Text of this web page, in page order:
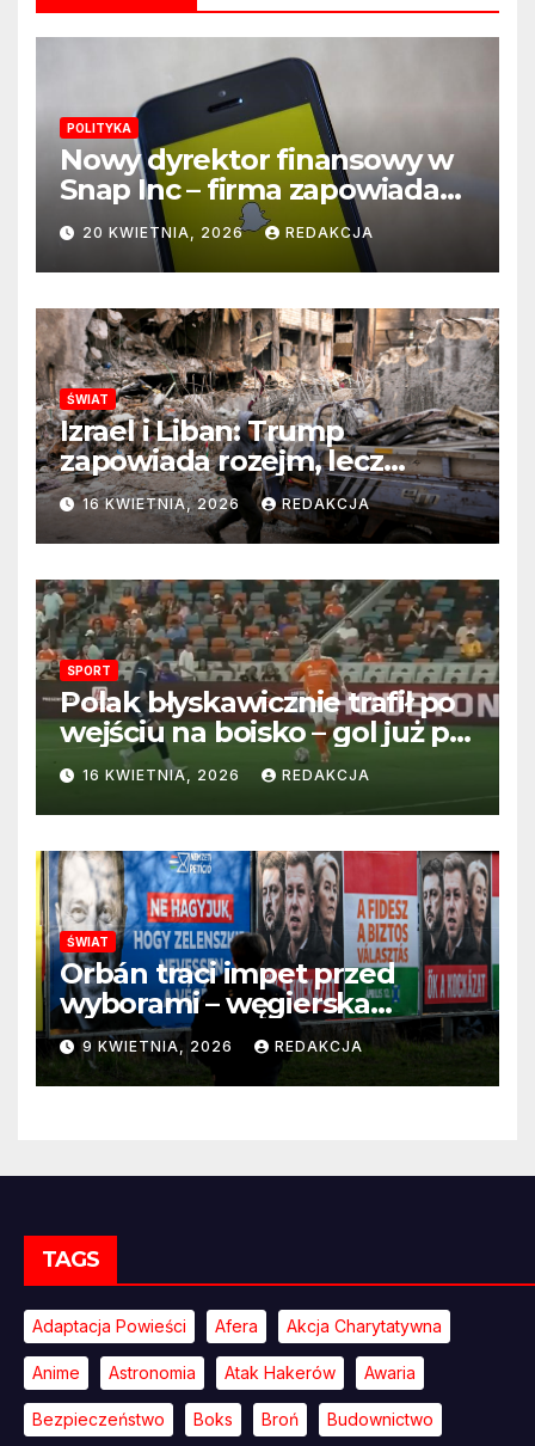
POLITYKA
Nowy dyrektor finansowy w
Snap Inc – firma zapowiada
zmianę na kluczowym
stanowisku
20 KWIETNIA, 2026 REDAKCJA
ŚWIAT
Izrael i Liban: Trump
zapowiada rozejm, lecz
perspektywa zakończenia
wojny wciąż odległa
16 KWIETNIA, 2026 REDAKCJA
SPORT
Polak błyskawicznie trafił po
wejściu na boisko – gol już po
22 sekundach!
16 KWIETNIA, 2026 REDAKCJA
ŚWIAT
Orbán traci impet przed
wyborami – węgierska
propaganda przestaje
przekonywać
9 KWIETNIA, 2026 REDAKCJA
TAGS
Adaptacja Powieści Afera Akcja Charytatywna
Anime Astronomia Atak Hakerów Awaria
Bezpieczeństwo Boks Broń Budownictwo